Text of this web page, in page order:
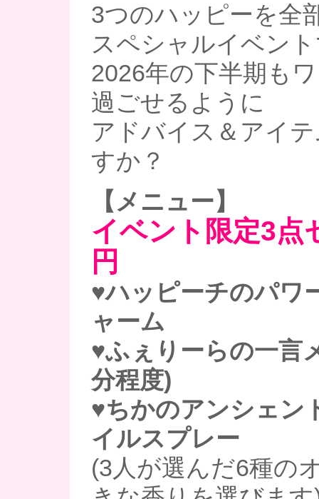
3つのハッピーを全
スペシャルイベン
2026年の下半期も
過ごせるように
アドバイス＆アイ
すか？
【メニュー】
イベント限定3点
円
♥ハッピーチのパワ
ャーム
♥ふぇりーらの一言
分程度)
♥ちかのアンシェン
イルスプレー
(3人が選んだ6種の